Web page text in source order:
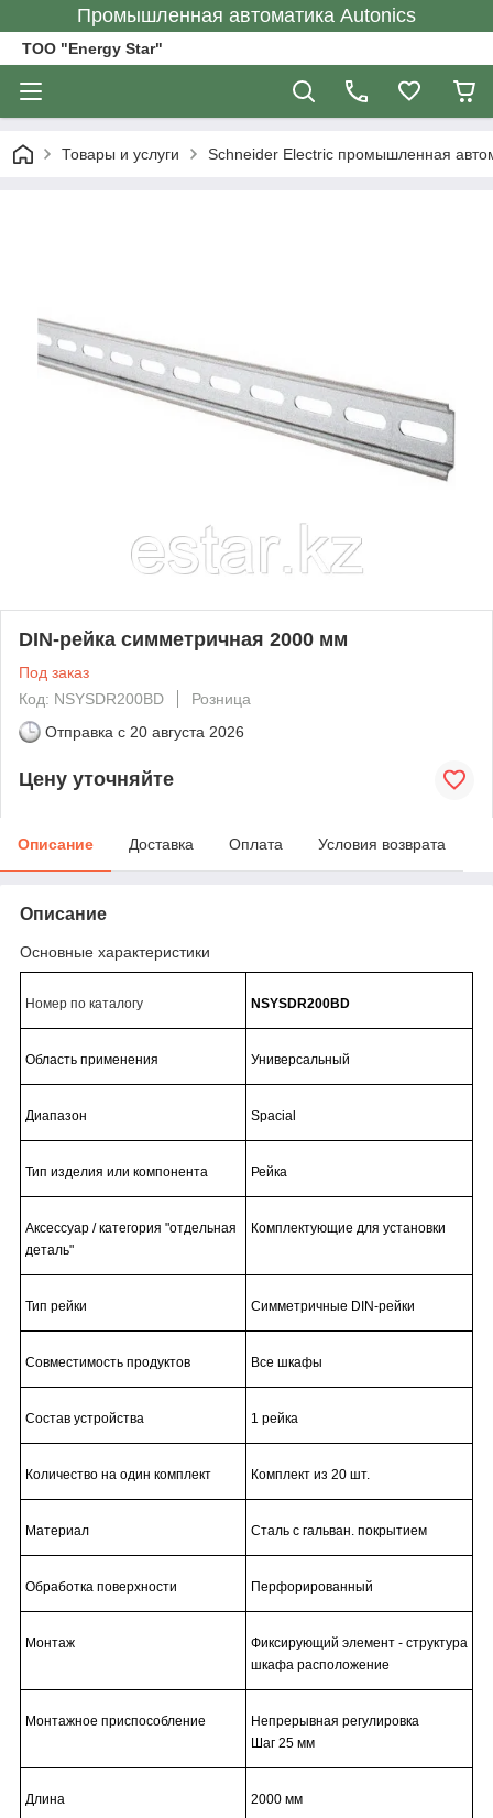
Промышленная автоматика Autonics
ТОО "Energy Star"
Товары и услуги Schneider Electric промышленная
DIN-рейка симметричная 2000 мм
Под заказ
Код: NSYSDR200BD
Розница
Отправка с 20 августа 2026
Цену уточняйте
Описание Доставка Оплата Условия возврата
Описание
Основные характеристики
Номер по каталогу NSYSDR200BD
Область применения Универсальный
Диапазон Spacial
Тип изделия или компонента Рейка
Аксессуар / категория "отдельная
деталь"
Комплектующие для установки
Тип рейки Симметричные DIN-рейки
Совместимость продуктов Все шкафы
Состав устройства 1 рейка
Количество на один комплект Комплект из 20 шт.
Материал Сталь с гальван. покрытием
Обработка поверхности Перфорированный
Монтаж
Фиксирующий элемент - структура
шкафа расположение
Монтажное приспособление
Непрерывная регулировка
Шаг 25 мм
Длина 2000 мм